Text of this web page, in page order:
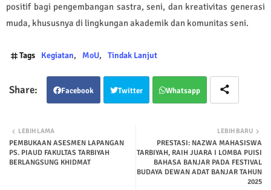
positif bagi pengembangan sastra, seni, dan kreativitas generasi
muda, khususnya di lingkungan akademik dan komunitas seni.
Tags Kegiatan MoU Tindak Lanjut
Facebook Twitter Whatsapp
LEBIH BARU
PRESTASI: NAZWA MAHASISWA
TARBIYAH, RAIH JUARA I LOMBA PUISI
BAHASA BANJAR PADA FESTIVAL
BUDAYA DEWAN ADAT BANJAR TAHUN
2025
LEBIH LAMA
PEMBUKAAN ASESMEN LAPANGAN
PS. PIAUD FAKULTAS TARBIYAH
BERLANGSUNG KHIDMAT